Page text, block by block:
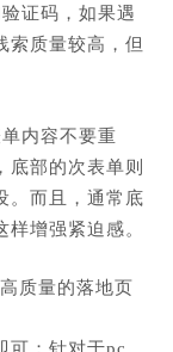
证码，如果遇
索质量较高，但
内容不要重
底部的次表单则
而且，通常底
增强紧迫感。